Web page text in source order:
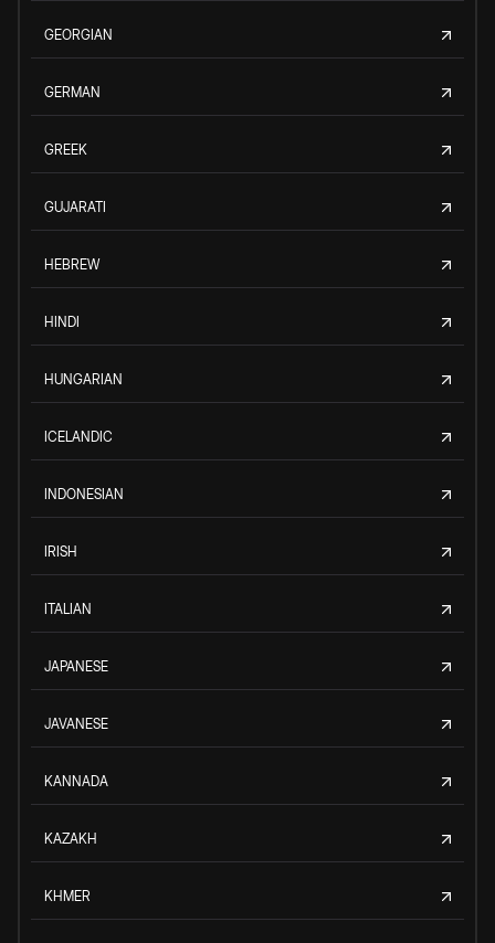
GEORGIAN
GERMAN
GREEK
GUJARATI
HEBREW
HINDI
HUNGARIAN
ICELANDIC
INDONESIAN
IRISH
ITALIAN
JAPANESE
JAVANESE
KANNADA
KAZAKH
KHMER